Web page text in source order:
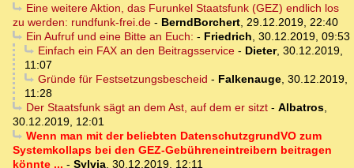
Eine weitere Aktion, das Furunkel Staatsfunk (GEZ) endlich los
zu werden: rundfunk-frei.de - BerndBorchert 29.12.2019, 22:40
Ein Aufruf und eine Bitte an Euch: - Friedrich 30.12.2019, 09:53
Einfach ein FAX an den Beitragsservice- Dieter, 30.12.2019,
11:07
Gründe für Festsetzungsbescheid - Falkenauge, 30.12.2019,
11:28
Der Staatsfunk sägt an dem Ast, auf dem er sitzt- Albatros,
30.12.2019, 12:01
Wenn man mit der beliebten DatenschutzgrundVO zum
Systemkollaps bei den GEZ-Gebühreneintreibern beitragen
könnte ... - Sylvia 30.12.2019, 12:11